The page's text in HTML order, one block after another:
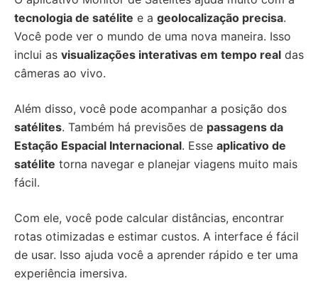
tecnologia de satélite e a geolocalização precisa.
Você pode ver o mundo de uma nova maneira. Isso
inclui as visualizações interativas em tempo real das
câmeras ao vivo.
Além disso, você pode acompanhar a posição dos
satélites. Também há previsões de passagens da
Estação Espacial Internacional. Esse aplicativo de
satélite torna navegar e planejar viagens muito mais
fácil.
Com ele, você pode calcular distâncias, encontrar
rotas otimizadas e estimar custos. A interface é fácil
de usar. Isso ajuda você a aprender rápido e ter uma
experiência imersiva.